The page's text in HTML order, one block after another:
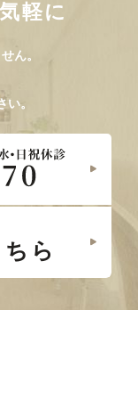
軽に
ん。
い。